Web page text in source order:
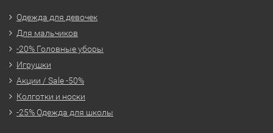
Одежда для девочек
Для мальчиков
-20% Головные уборы
Игрушки
Акции / Sale -50%
Колготки и носки
-25% Одежда для школы